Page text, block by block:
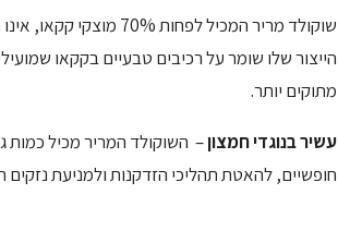
שוקולד מריר המכיל
הייצור שלו שומר על רכיבים טבעיים בקקאו
מתוקים יותר.
עשיר בנוגדי חמצון– השוקולד המריר מכיל כמות
חופשיים, להאטת תהליכי הזדקנות ולמניעת נזקים